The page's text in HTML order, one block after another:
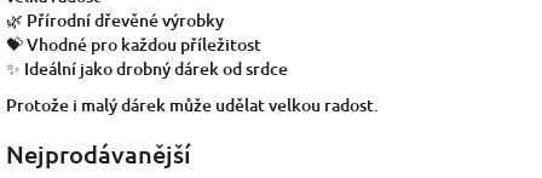
🌿 Přírodní dřevěné výrobky
💝 Vhodné pro každou příležitost
✨ Ideální jako drobný dárek od srdce
Protože i malý dárek může udělat velkou radost.
Nejprodávanější